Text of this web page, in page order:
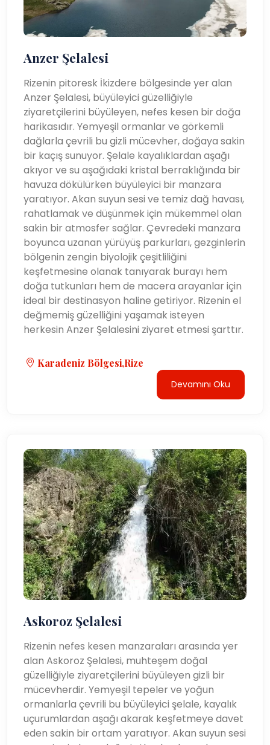
Anzer Şelalesi
Rizenin pitoresk İkizdere bölgesinde yer alan
Anzer Şelalesi, büyüleyici güzelliğiyle
ziyaretçilerini büyüleyen, nefes kesen bir doğa
harikasıdır. Yemyeşil ormanlar ve görkemli
dağlarla çevrili bu gizli mücevher, doğaya sakin
bir kaçış sunuyor. Şelale kayalıklardan aşağı
akıyor ve su aşağıdaki kristal berraklığında bir
havuza dökülürken büyüleyici bir manzara
yaratıyor. Akan suyun sesi ve temiz dağ havası,
rahatlamak ve düşünmek için mükemmel olan
sakin bir atmosfer sağlar. Çevredeki manzara
boyunca uzanan yürüyüş parkurları, gezginlerin
bölgenin zengin biyolojik çeşitliliğini
keşfetmesine olanak tanıyarak burayı hem
doğa tutkunları hem de macera arayanlar için
ideal bir destinasyon haline getiriyor. Rizenin el
değmemiş güzelliğini yaşamak isteyen
herkesin Anzer Şelalesini ziyaret etmesi şarttır.
Karadeniz Bölgesi,Rize
Devamını Oku
Askoroz Şelalesi
Rizenin nefes kesen manzaraları arasında yer
alan Askoroz Şelalesi, muhteşem doğal
güzelliğiyle ziyaretçilerini büyüleyen gizli bir
mücevherdir. Yemyeşil tepeler ve yoğun
ormanlarla çevrili bu büyüleyici şelale, kayalık
uçurumlardan aşağı akarak keşfetmeye davet
eden sakin bir ortam yaratıyor. Akan suyun sesi